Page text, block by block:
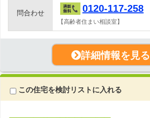
問合わせ 0120-117-258
【高齢者住まい相談室】
詳細情報を見る
この住宅を検討リストに入れる